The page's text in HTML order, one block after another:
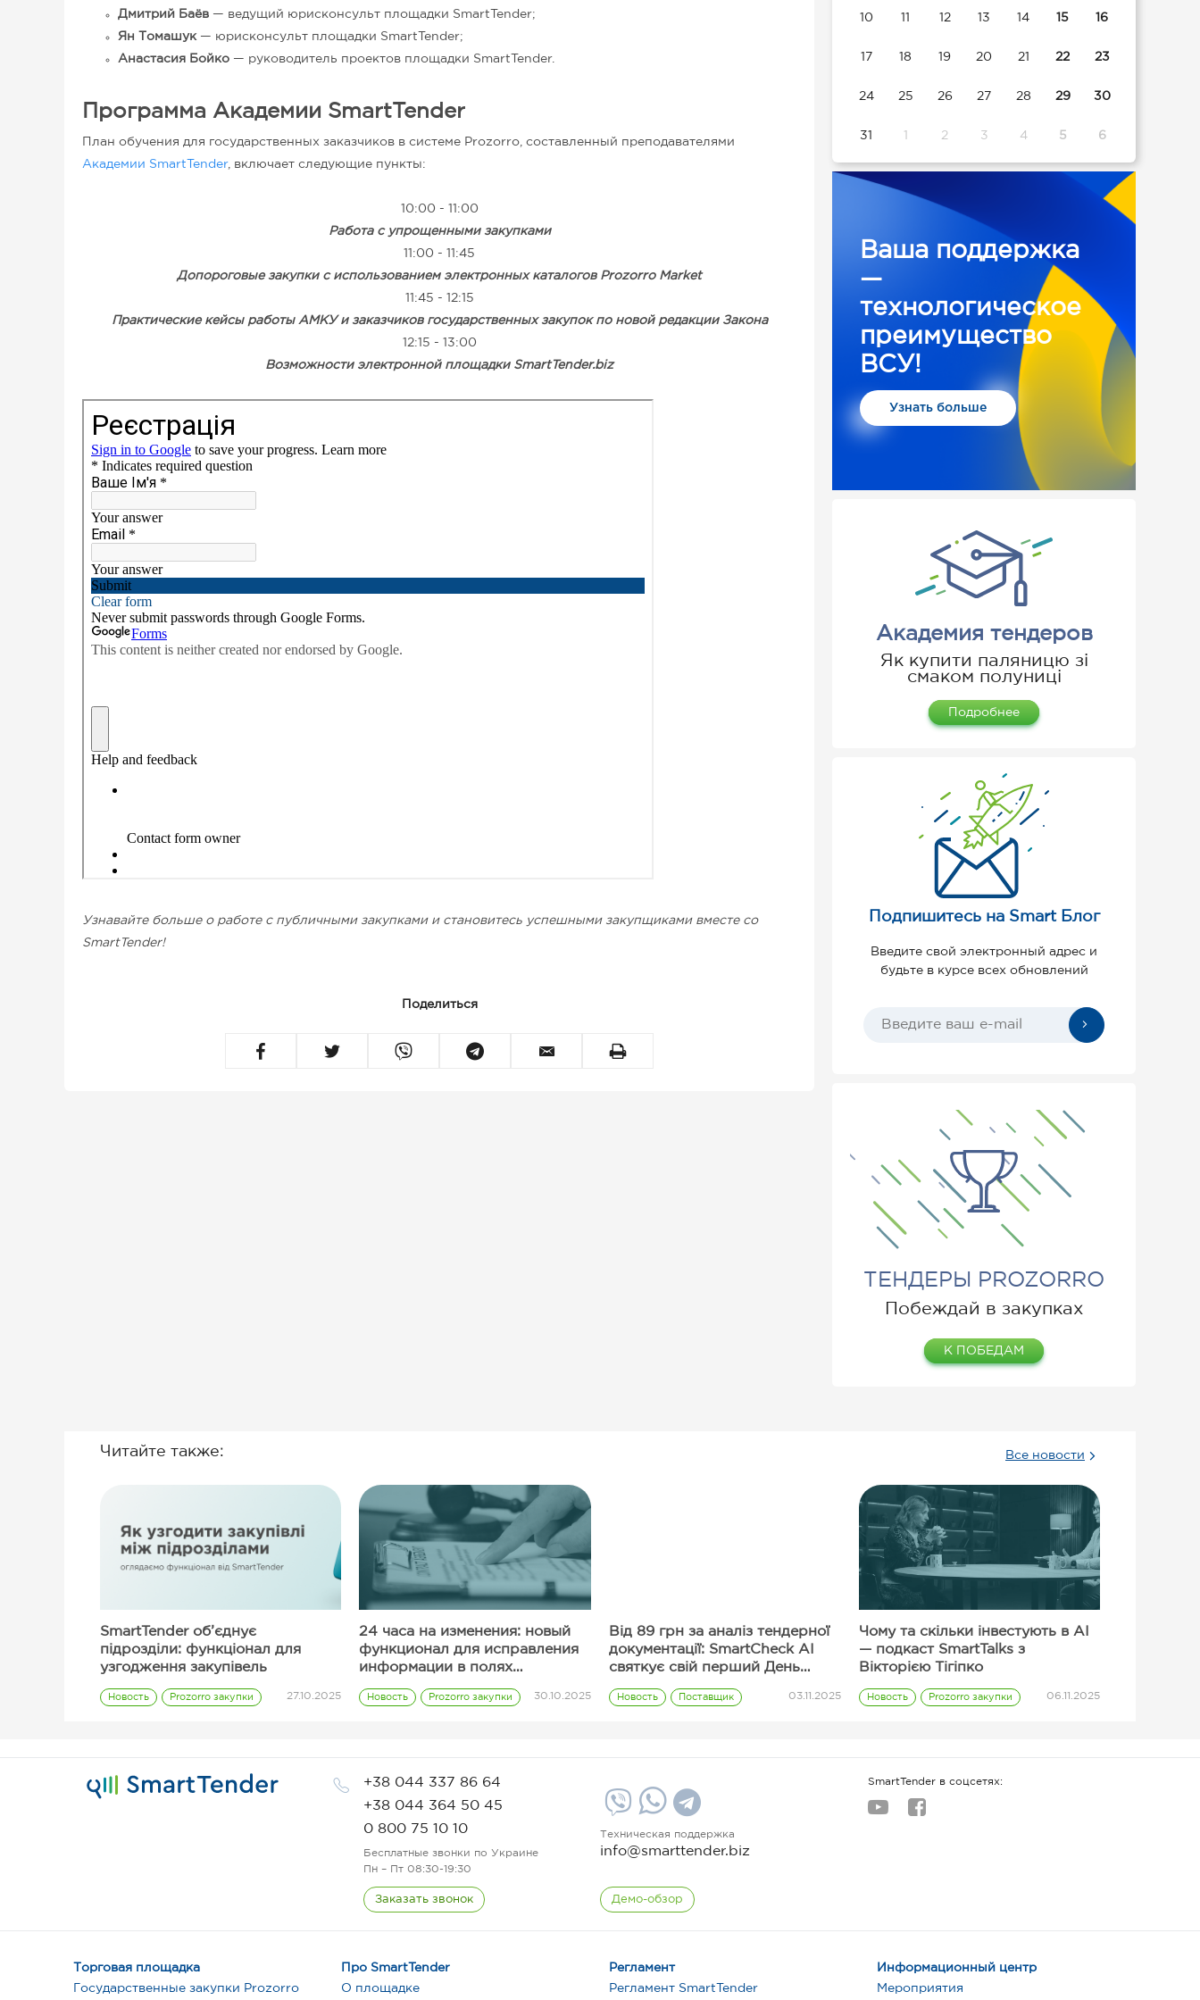
Дмитрий Баёв — ведущий юрисконсульт площадки SmartTender;
Ян Томашук — юрисконсульт площадки SmartTender;
Анастасия Бойко — руководитель проектов площадки SmartTender.
Программа Академии SmartTender
План обучения для государственных заказчиков в системе Prozorro, составленный преподавателями
Академии SmartTender, включает следующие пункты:
10:00 - 11:00
Работа с упрощенными закупками
11:00 - 11:45
Допороговые закупки с использованием электронных каталогов Prozorro Market
11:45 - 12:15
Практические кейсы работы АМКУ и заказчиков государственных закупок по новой редакции Закона
12:15 - 13:00
Возможности электронной площадки SmartTender.biz
Узнавайте больше о работе с публичными закупками и становитесь успешными закупщиками вместе со
SmartTender!
Поделиться
10 11 12 13 14 15 16
17 18 19 20 21 22 23
24 25 26 27 28 29 30
31 1 2 3 4 5 6
Ваша поддержка
—
технологическое
преимущество
ВСУ!
Узнать больше
Академия тендеров
Як купити паляницю зі
смаком полуниці
Подробнее
Подпишитесь на Smart Блог
Введите свой электронный адрес и
будьте в курсе всех обновлений
ТЕНДЕРЫ PROZORRO
Побеждай в закупках
К ПОБЕДАМ
Читайте также: Все новости
SmartTender об’єднує
підрозділи: функціонал для
узгодження закупівель
Новость Prozorro закупки 27.10.2025
24 часа на изменения: новый
функционал для исправления
информации в полях
тендерного предложения
Новость Prozorro закупки 30.10.2025
Від 89 грн за аналіз тендерної
документації: SmartCheck AI
святкує свій перший День
народження
Новость Поставщик 03.11.2025
Чому та скільки інвестують в AI
— подкаст SmartTalks з
Вікторією Тігіпко
Новость Prozorro закупки 06.11.2025
+38 044 337 86 64
+38 044 364 50 45
0 800 75 10 10
Бесплатные звонки по Украине
Пн – Пт 08:30-19:30
Заказать звонок
Техническая поддержка
info@smarttender.biz
Демо-обзор
SmartTender в соцсетях:
Торговая площадка
Государственные закупки Prozorro
Про SmartTender
О площадке
Регламент
Регламент SmartTender
Информационный центр
Мероприятия